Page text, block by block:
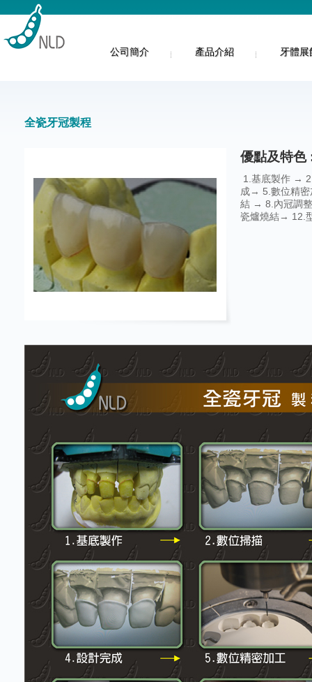
公司簡介 產品介紹 牙體展
全瓷牙冠製程
優點及特色
1.基底製作 →
成→ 5.數位精
結 → 8.內冠調
瓷爐燒結→ 12.